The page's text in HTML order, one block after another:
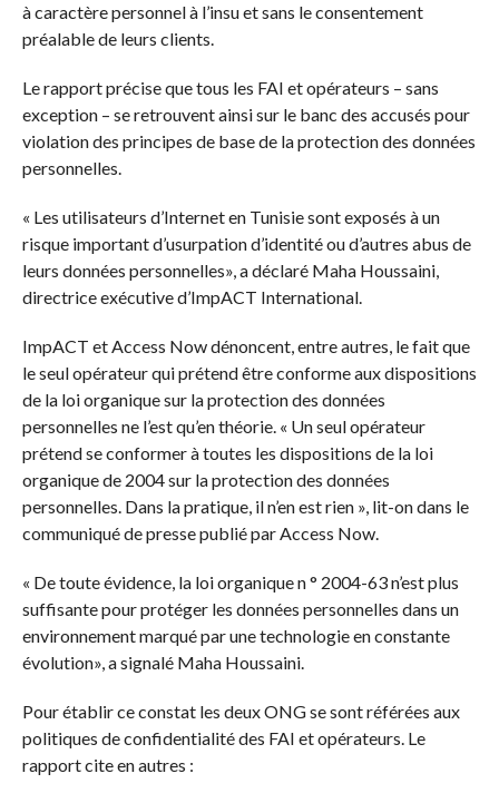
à caractère personnel à l’insu et sans le consentement
préalable de leurs clients.
Le rapport précise que tous les FAI et opérateurs – sans
exception – se retrouvent ainsi sur le banc des accusés pour
violation des principes de base de la protection des données
personnelles.
« Les utilisateurs d’Internet en Tunisie sont exposés à un
risque important d’usurpation d’identité ou d’autres abus de
leurs données personnelles», a déclaré Maha Houssaini,
directrice exécutive d’ImpACT International.
ImpACT et Access Now dénoncent, entre autres, le fait que
le seul opérateur qui prétend être conforme aux dispositions
de la loi organique sur la protection des données
personnelles ne l’est qu’en théorie. « Un seul opérateur
prétend se conformer à toutes les dispositions de la loi
organique de 2004 sur la protection des données
personnelles. Dans la pratique, il n’en est rien », lit-on dans le
communiqué de presse publié par Access Now.
« De toute évidence, la loi organique n ° 2004-63 n’est plus
suffisante pour protéger les données personnelles dans un
environnement marqué par une technologie en constante
évolution», a signalé Maha Houssaini.
Pour établir ce constat les deux ONG se sont référées aux
politiques de confidentialité des FAI et opérateurs. Le
rapport cite en autres :